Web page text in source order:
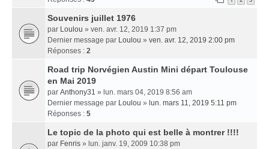
Souvenirs juillet 1976
par Loulou » ven. avr. 12, 2019 1:37 pm
Dernier message par Loulou » ven. avr. 12, 2019 2:00 pm
Réponses : 2
Road trip Norvégien Austin Mini départ Toulouse
en Mai 2019
par Anthony31 » lun. mars 04, 2019 8:56 am
Dernier message par Loulou » lun. mars 11, 2019 5:11 pm
Réponses : 5
Le topic de la photo qui est belle à montrer !!!!
par Fenris » lun. janv. 19, 2009 10:38 pm